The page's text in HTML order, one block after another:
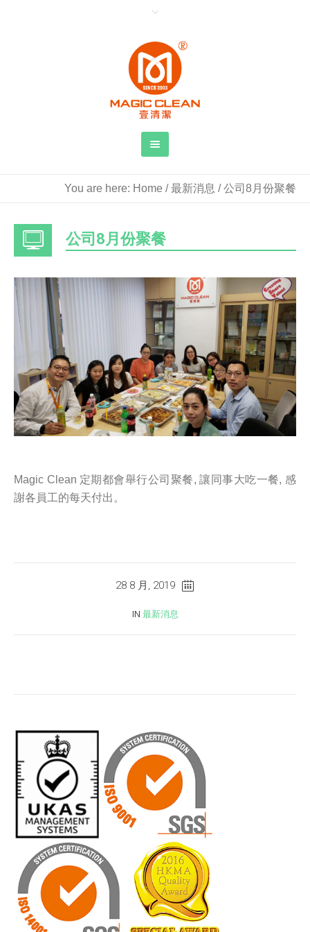
You are here: Home /最新消息 /公司8月份聚餐
公司8月份聚餐
Magic Clean 定期都會舉行公司聚餐, 讓同事大吃一餐, 感
謝各員工的每天付出。
28 8 月, 2019
IN 最新消息